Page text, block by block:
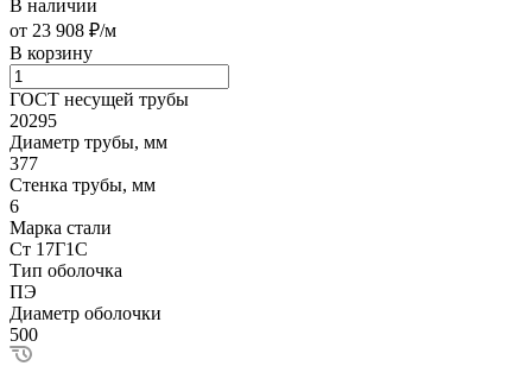
В наличии
от 23 908 ₽/м
В корзину
ГОСТ несущей трубы
20295
Диаметр трубы, мм
377
Стенка трубы, мм
6
Марка стали
Ст 17Г1С
Тип оболочка
ПЭ
Диаметр оболочки
500